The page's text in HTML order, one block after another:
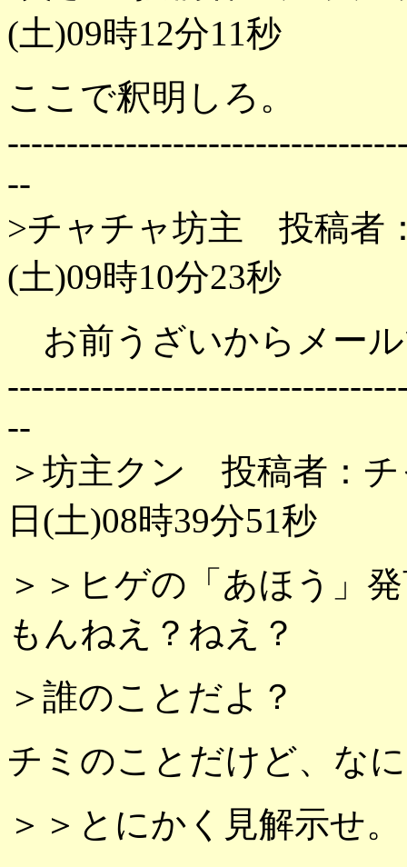
(土)09時12分11秒
ここで釈明しろ。
--
>チャチャ坊主 投稿者
(土)09時10分23秒
お前うざいからメー
--
＞坊主クン 投稿者：
日(土)08時39分51秒
＞＞ヒゲの「あほう」
もんねえ？ねえ？
＞誰のことだよ？
チミのことだけど、な
＞＞とにかく見解示せ。